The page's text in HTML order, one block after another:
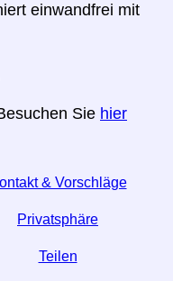
einwandfrei mit
Sie hier
& Vorschläge
Privatsphäre
Teilen